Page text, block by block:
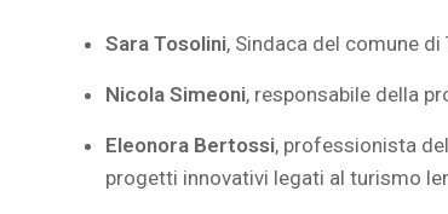
Sara Tosolini, Sindaca del comune di
Nicola Simeoni, responsabile della
Eleonora Bertossi, professionista
progetti innovativi legati al turismo